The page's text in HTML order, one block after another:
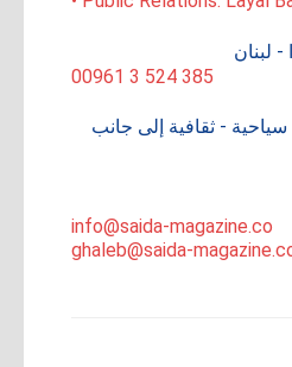
لبنان
00961 3 524 385
سياحية - ثقافية إلى جانب
info@saida-magazine.co
ghaleb@saida-